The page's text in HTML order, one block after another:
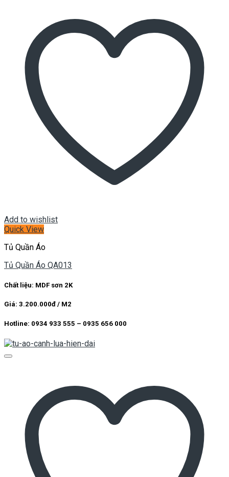
Add to wishlist
Quick View
Tủ Quần Áo
Tủ Quần Áo QA013
Chất liệu: MDF sơn 2K
Giá: 3.200.000đ / M2
Hotline: 0934 933 555 – 0935 656 000